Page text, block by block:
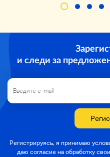
Мы не гарантируем
Связаться с нами
деталях продукта,
полем вопросов
вопросы с помощью
за понимание.
подтвердите детали
Сожалеем, но не
после оформления
и следи за
Регистрируясь, я принимаю
даю согласие на обработку